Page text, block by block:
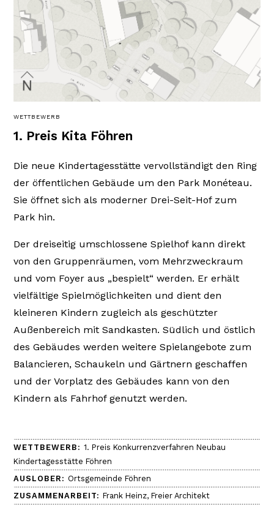
WETTBEWERB
1. Preis Kita Föhren
Die neue Kindertagesstätte vervollständigt den Ring
der öffentlichen Gebäude um den Park Monéteau.
Sie öffnet sich als moderner Drei-Seit-Hof zum
Park hin.
Der dreiseitig umschlossene Spielhof kann direkt
von den Gruppenräumen, vom Mehrzweckraum
und vom Foyer aus „bespielt“ werden. Er erhält
vielfältige Spielmöglichkeiten und dient den
kleineren Kindern zugleich als geschützter
Außenbereich mit Sandkasten. Südlich und östlich
des Gebäudes werden weitere Spielangebote zum
Balancieren, Schaukeln und Gärtnern geschaffen
und der Vorplatz des Gebäudes kann von den
Kindern als Fahrhof genutzt werden.
WETTBEWERB:1. Preis Konkurrenzverfahren Neubau
Kindertagesstätte Föhren
AUSLOBER: Ortsgemeinde Föhren
ZUSAMMENARBEIT:Frank Heinz, Freier Architekt